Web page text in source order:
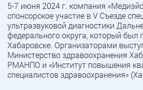
5-7 июня 2024 г. компания
спонсорское участие в V Съезде
ультразвуковой диагностики
федерального округа, который был
Хабаровске. Организаторами
Министерство здравоохранения
РМАНПО и «Институт повышения
специалистов здравоохранения»